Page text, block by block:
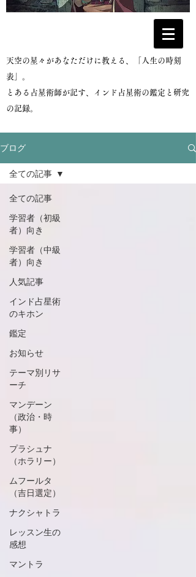
​天空の星々があなただけに教える、「人生の時刻
表」。
とある占星術師が記す、インド占星術の鑑定と研究
の記録。
ブログ
全ての記事
学習者（初級
者）向き
学習者（中級
者）向き
人気記事
インド占星術
のキホン
鑑定
お知らせ
テーマ別リサ
ーチ
マンデーン
（政治・時
事）
プラシュナ
（ホラリー）
ムフールタ
（吉日選定）
ナクシャトラ
レッスン生の
感想
マントラ
全ての記事